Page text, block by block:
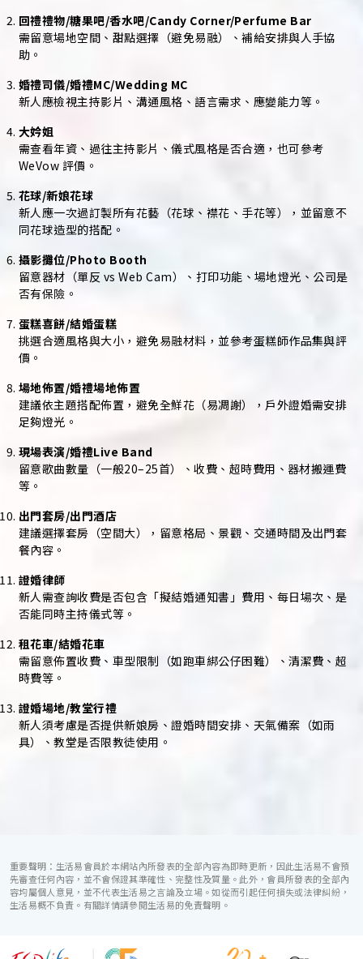
回禮禮物/糖果吧/香水吧/Candy Corner/Perfume Bar
需留意場地空間、甜點選擇（避免易融）、補給安排與人手協
助。
婚禮司儀/婚禮MC/Wedding MC
新人應檢視主持影片、溝通風格、語言需求、應變能力等。
大妗姐
需查看年資、過往主持影片、儀式風格是否合適，也可參考
WeVow 評價。
花球/新娘花球
新人應一次過訂製所有花藝（花球、襟花、手花等），並留意不
同花球造型的搭配。
攝影攤位/Photo Booth
留意器材（單反 vs Web Cam）、打印功能、場地燈光、公司是
否有保險。
蛋糕喜餅/結婚蛋糕
挑選合適風格與大小，避免易融材料，並參考蛋糕師作品集與評
價。
場地佈置/婚禮場地佈置
建議依主題搭配佈置，避免全鮮花（易凋謝），戶外證婚需安排
足夠燈光。
現場表演/婚禮Live Band
留意歌曲數量（一般20–25首）、收費、超時費用、器材搬運費
等。
出門套房/出門酒店
建議選擇套房（空間大），留意格局、景觀、交通時間及出門套
餐內容。
證婚律師
新人需查詢收費是否包含「擬結婚通知書」費用、每日場次、是
否能同時主持儀式等。
租花車/結婚花車
需留意佈置收費、車型限制（如跑車綁公仔困難）、清潔費、超
時費等。
證婚場地/教堂行禮
新人須考慮是否提供新娘房、證婚時間安排、天氣備案（如雨
具）、教堂是否限教徒使用。
重要聲明：生活易會員於本網站內所發表的全部內容為即時更新，因此生活易不會預
先審查任何內容，並不會保證其準確性、完整性及質量。此外，會員所發表的全部內
容均屬個人意見，並不代表生活易之言論及立場。如從而引起任何損失或法律糾紛，
生活易概不負責。有關詳情請參閱生活易的免責聲明。